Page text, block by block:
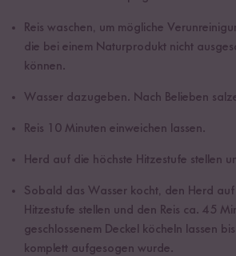
Reis waschen, um mögliche
die bei einem Naturprodukt nicht
können.
Wasser dazugeben. Nach Belieben
Reis 10 Minuten einweichen lassen.
Herd auf die höchste Hitzestufe stellen
Sobald das Wasser kocht, den Herd auf
Hitzestufe stellen und den Reis ca. 45
geschlossenem Deckel köcheln lassen
komplett aufgesogen wurde.